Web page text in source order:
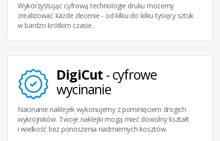
Wykorzystując cyfrową technologie druku możemy
zrealizować każde zlecenie - od kilku do kilku tysięcy sztuk
w bardzo krótkim czasie.
DigiCut - cyfrowe
wycinanie
Nacinanie naklejek wykonujemy z pominięciem drogich
wykrojników. Twoje naklejki mogą mieć dowolny kształt
i wielkość bez ponoszenia nadmiernych kosztów.